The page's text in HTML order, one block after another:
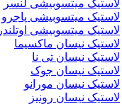
لاستیک میتسوبیشی لنسر
لاستیک میتسوبیشی پاجرو
لاستیک میتسوبیشی اوتلندر
لاستیک نیسان ماکسیما
لاستیک نیسان تی نا
لاستیک نیسان جوک
لاستیک نیسان مورانو
لاستیک نیسان رونیز